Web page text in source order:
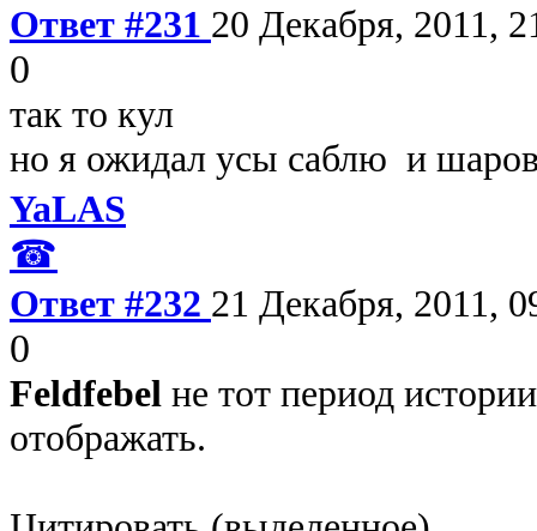
Ответ #231 20 Декабря, 2011,
0
так то кул
но я ожидал усы саблю и
YaLAS
☎
Ответ #232 21 Декабря, 2011,
0
Feldfebel не тот период
отображать.